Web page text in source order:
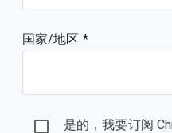
国家/地区 *
是的，我要订阅